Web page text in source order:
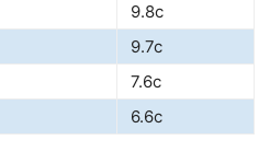
9.8с
9.7с
7.6с
6.6с